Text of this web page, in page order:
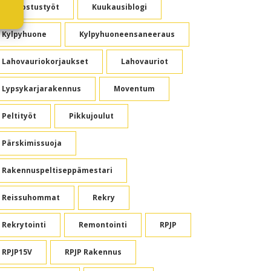
Kunnostustyöt Kuukausiblogi
Kylpyhuone Kylpyhuoneensaneeraus
Lahovauriokorjaukset Lahovauriot
Lypsykarjarakennus Moventum
Peltityöt Pikkujoulut
Pärskimissuoja
Rakennuspeltiseppämestari
Reissuhommat Rekry
Rekrytointi Remontointi RPJP
RPJP15V RPJP Rakennus